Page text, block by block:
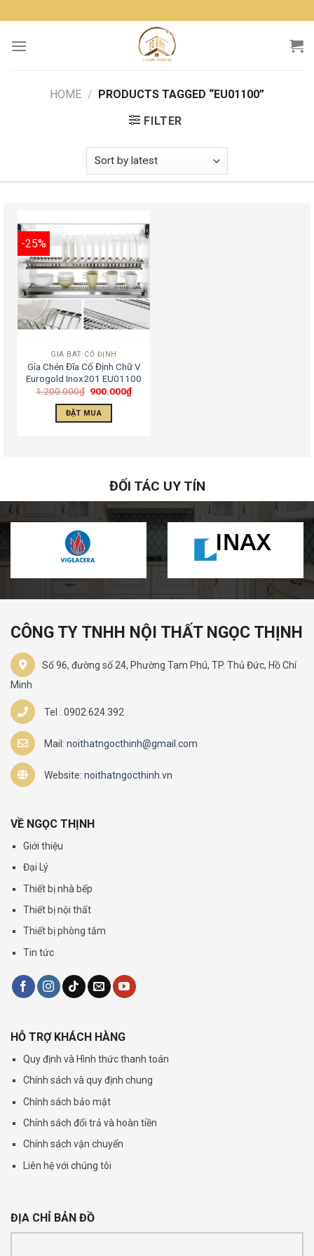
to
content
HOME / PRODUCTS TAGGED “EU01100”
FILTER
-25%
GIÁ BÁT CỐ ĐỊNH
Gía Chén Đĩa Cố Định Chữ V
Eurogold Inox201 EU01100
1.200.000₫ 900.000₫
ĐẶT MUA
ĐỐI TÁC UY TÍN
CÔNG TY TNHH NỘI THẤT NGỌC THỊNH
Số 96, đường số 24, Phường Tam Phú, TP. Thủ Đức, Hồ Chí
Minh
Tel : 0902.624.392
Mail: noithatngocthinh@gmail.com
Website: noithatngocthinh.vn
VỀ NGỌC THỊNH
Giới thiệu
Đại Lý
Thiết bị nhà bếp
Thiết bị nội thất
Thiết bị phòng tắm
Tin tức
HỖ TRỢ KHÁCH HÀNG
Quy định và Hình thức thanh toán
Chính sách và quy định chung
Chính sách bảo mật
Chính sách đổi trả và hoàn tiền
Chính sách vận chuyển
Liên hệ với chúng tôi
ĐỊA CHỈ BẢN ĐỒ